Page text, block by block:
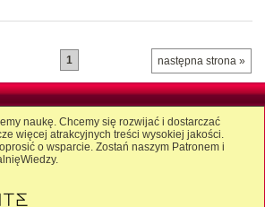
następna strona »
1
naukę. Chcemy się rozwijać i dostarczać
więcej atrakcyjnych treści wysokiej jakości.
o wsparcie. Zostań naszym Patronem i